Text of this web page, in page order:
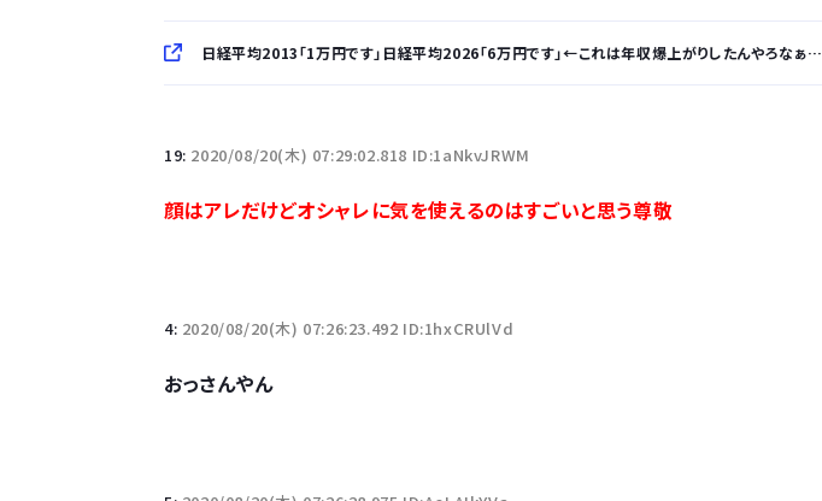
日経平均2013「1万円です」日経平均2026「6万円です」←これは年収爆上がりしたんやろなぁ…
19: 2020/08/20(木) 07:29:02.818 ID:1aNkvJRWM
顔はアレだけどオシャレに気を使えるのはすごいと思う尊敬
4: 2020/08/20(木) 07:26:23.492 ID:1hxCRUlVd
おっさんやん